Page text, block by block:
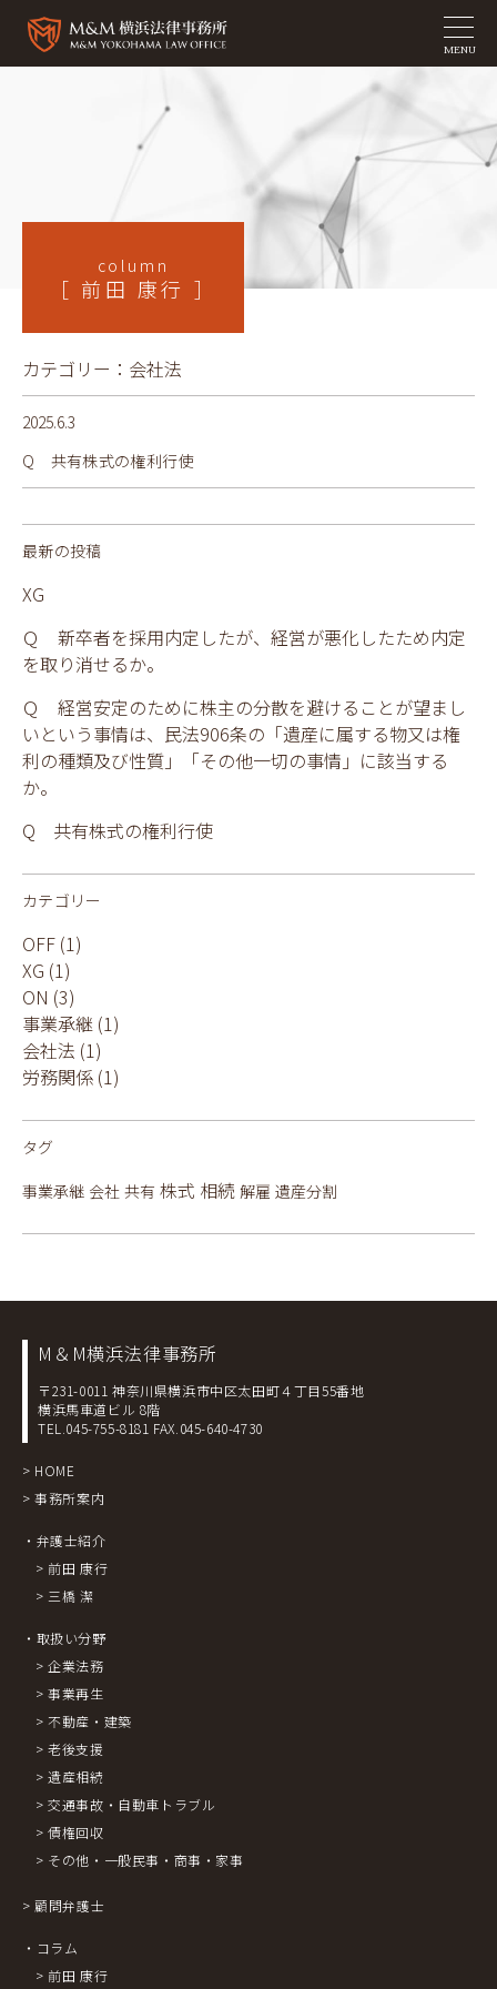
MENU
column
［ 前田 康行 ］
カテゴリー： 会社法
2025.6.3
Q 共有株式の権利行使
最新の投稿
XG
Ｑ 新卒者を採用内定したが、経営が悪化したため内定
を取り消せるか。
Ｑ 経営安定のために株主の分散を避けることが望まし
いという事情は、民法906条の「遺産に属する物又は権
利の種類及び性質」「その他一切の事情」に該当する
か。
Q 共有株式の権利行使
カテゴリー
OFF (1)
XG (1)
ON (3)
事業承継 (1)
会社法 (1)
労務関係 (1)
タグ
事業承継 会社 共有 株式 相続 解雇 遺産分割
M＆M横浜法律事務所
〒231-0011 神奈川県横浜市中区太田町４丁目55番地
横浜馬車道ビル 8階
TEL.045-755-8181 FAX.045-640-4730
> HOME
> 事務所案内
・弁護士紹介
> 前田 康行
> 三橋 潔
・取扱い分野
> 企業法務
> 事業再生
> 不動産・建築
> 老後支援
> 遺産相続
> 交通事故・自動車トラブル
> 債権回収
> その他・一般民事・商事・家事
> 顧問弁護士
・コラム
> 前田 康行